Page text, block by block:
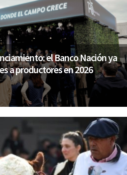
el Banco Nación ya
a productores en 2026